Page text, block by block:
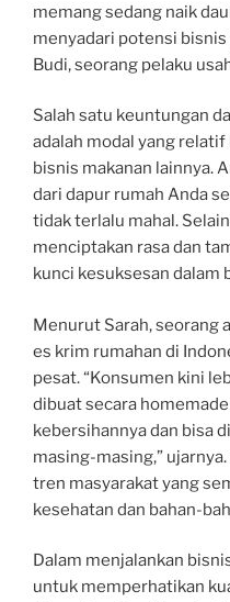
memang sedang naik
menyadari potensi bisnis
Budi, seorang pelaku
Salah satu keuntungan
adalah modal yang
bisnis makanan lainnya.
dari dapur rumah Anda
tidak terlalu mahal.
menciptakan rasa dan
kunci kesuksesan dalam
Menurut Sarah, seorang
es krim rumahan di
pesat. “Konsumen kini
dibuat secara
kebersihannya dan bisa
masing-masing,”
tren masyarakat yang
kesehatan dan bahan-
Dalam menjalankan
untuk memperhatikan